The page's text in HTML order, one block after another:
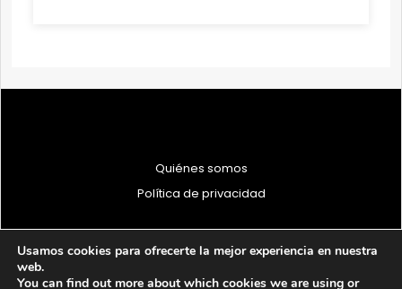
Quiénes somos
Política de privacidad
Usamos cookies para ofrecerte la mejor experiencia en nuestra
web.
You can find out more about which cookies we are using or